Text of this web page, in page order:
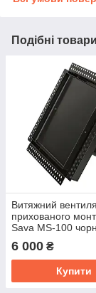
Подібні
Витяжний
прихованого
Sava MS-100
6 000 ₴
Купити